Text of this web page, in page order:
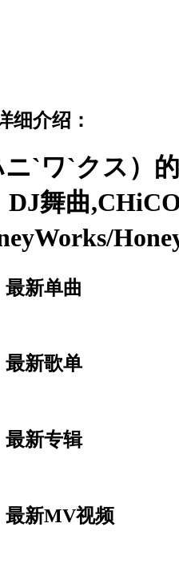
细介绍：
`ワ`クス）
舞曲
新单曲
新歌单
新专辑
最新MV视频